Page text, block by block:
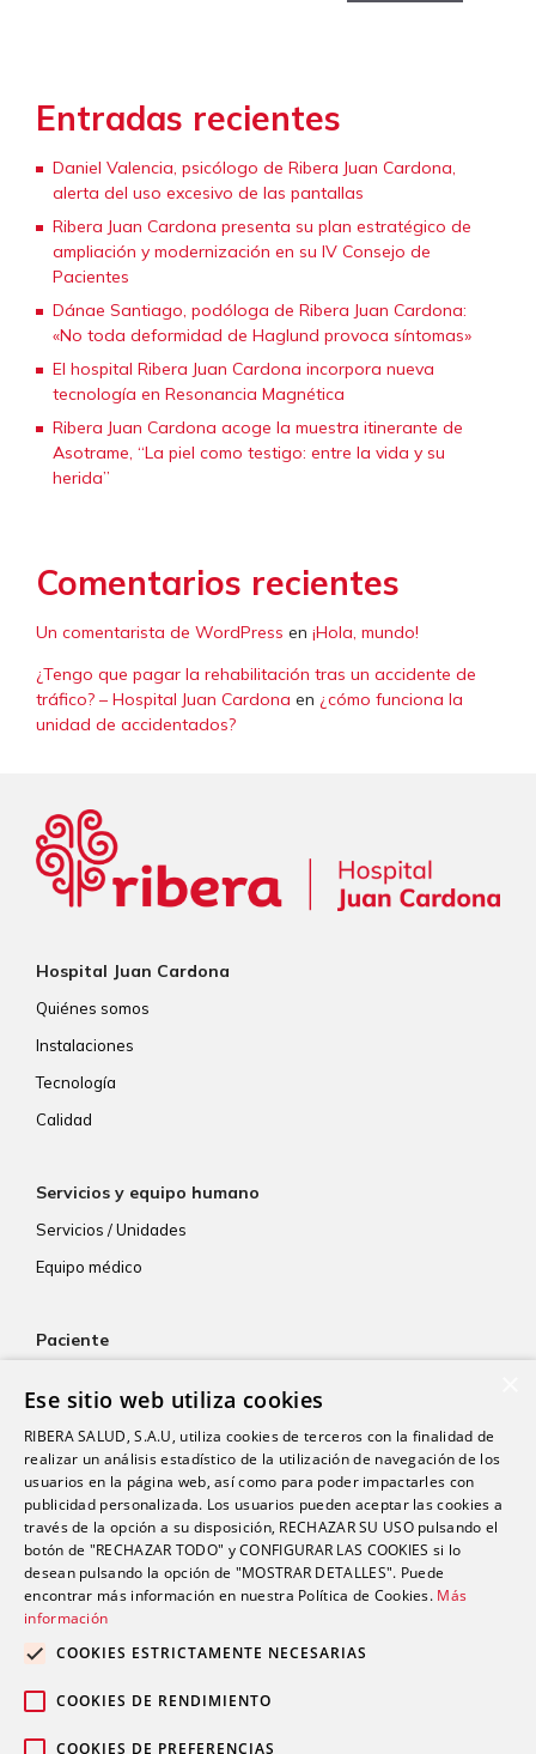
Entradas recientes
Daniel Valencia, psicólogo de Ribera Juan Cardona,
alerta del uso excesivo de las pantallas
Ribera Juan Cardona presenta su plan estratégico de
ampliación y modernización en su IV Consejo de
Pacientes
Dánae Santiago, podóloga de Ribera Juan Cardona:
«No toda deformidad de Haglund provoca síntomas»
El hospital Ribera Juan Cardona incorpora nueva
tecnología en Resonancia Magnética
Ribera Juan Cardona acoge la muestra itinerante de
Asotrame, “La piel como testigo: entre la vida y su
herida”
Comentarios recientes
Un comentarista de WordPress en ¡Hola, mundo!
¿Tengo que pagar la rehabilitación tras un accidente de
tráfico? – Hospital Juan Cardona en ¿cómo funciona la
unidad de accidentados?
Hospital Juan Cardona
Quiénes somos
Instalaciones
Tecnología
Calidad
Servicios y equipo humano
Servicios / Unidades
Equipo médico
Paciente
Aseguradoras
Resultados de laboratorio
Consentimiento informado
Paciente internacional
Actualidad
Contacto
Ese sitio web utiliza cookies
RIBERA SALUD, S.A.U, utiliza cookies de terceros con la finalidad de
realizar un análisis estadístico de la utilización de navegación de los
usuarios en la página web, así como para poder impactarles con
publicidad personalizada. Los usuarios pueden aceptar las cookies a
través de la opción a su disposición, RECHAZAR SU USO pulsando el
botón de "RECHAZAR TODO" y CONFIGURAR LAS COOKIES si lo
desean pulsando la opción de "MOSTRAR DETALLES". Puede
encontrar más información en nuestra Política de Cookies. Más
información
COOKIES ESTRICTAMENTE NECESARIAS
COOKIES DE RENDIMIENTO
COOKIES DE PREFERENCIAS